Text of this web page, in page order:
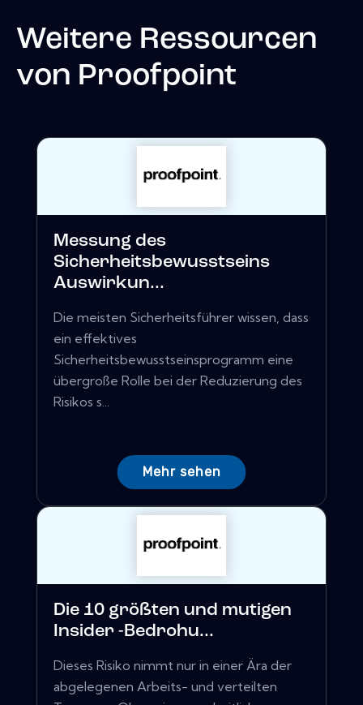
Weitere Ressourcen
von Proofpoint
Messung des
Sicherheitsbewusstseins
Auswirkun...
Die meisten Sicherheitsführer wissen, dass
ein effektives
Sicherheitsbewusstseinsprogramm eine
übergroße Rolle bei der Reduzierung des
Risikos s...
Mehr sehen
Die 10 größten und mutigen
Insider -Bedrohu...
Dieses Risiko nimmt nur in einer Ära der
abgelegenen Arbeits- und verteilten